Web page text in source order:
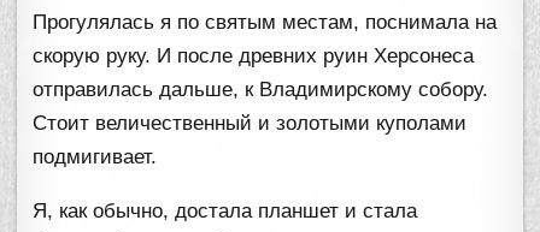
Прогулялась я по святым местам, поснимала на
скорую руку. И после древних руин Херсонеса
отправилась дальше, к Владимирскому собору.
Стоит величественный и золотыми куполами
подмигивает.
Я, как обычно, достала планшет и стала